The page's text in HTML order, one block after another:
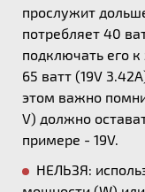
прослужит
потребляет 40
подключать его
65 ватт (19V
этом важно
V) должно
примере - 19V.
НЕЛЬЗЯ: